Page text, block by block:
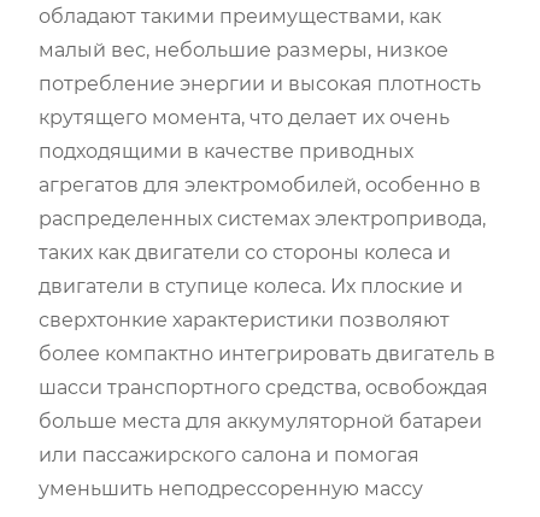
обладают такими преимуществами, как
малый вес, небольшие размеры, низкое
потребление энергии и высокая плотность
крутящего момента, что делает их очень
подходящими в качестве приводных
агрегатов для электромобилей, особенно в
распределенных системах электропривода,
таких как двигатели со стороны колеса и
двигатели в ступице колеса. Их плоские и
сверхтонкие характеристики позволяют
более компактно интегрировать двигатель в
шасси транспортного средства, освобождая
больше места для аккумуляторной батареи
или пассажирского салона и помогая
уменьшить неподрессоренную массу